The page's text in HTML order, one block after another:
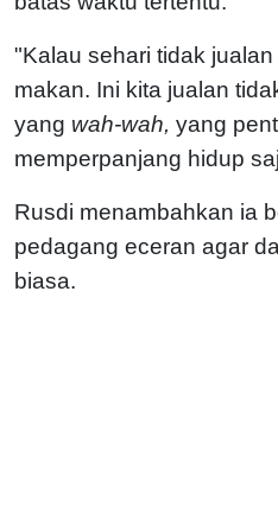
"Kalau sehari tidak
makan. Ini kita jualan
yang wah-wah, yang
memperpanjang hidup
Rusdi menambahkan ia
pedagang eceran agar
biasa.